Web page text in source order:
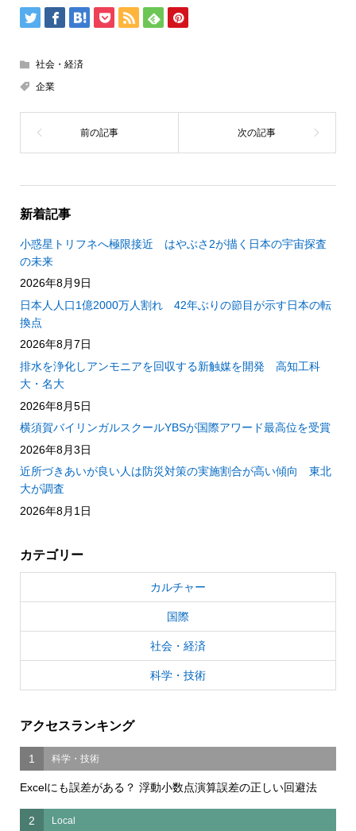
社会・経済
企業
新着記事
小惑星トリフネへ極限接近 はやぶさ2が描く日本の宇宙探査
の未来
2026年8月9日
日本人人口1億2000万人割れ 42年ぶりの節目が示す日本の転
換点
2026年8月7日
排水を浄化しアンモニアを回収する新触媒を開発 高知工科
大・名大
2026年8月5日
横須賀バイリンガルスクールYBSが国際アワード最高位を受賞
2026年8月3日
近所づきあいが良い人は防災対策の実施割合が高い傾向 東北
大が調査
2026年8月1日
カテゴリー
カルチャー
国際
社会・経済
科学・技術
アクセスランキング
1 科学・技術
Excelにも誤差がある？ 浮動小数点演算誤差の正しい回避法
2 Local